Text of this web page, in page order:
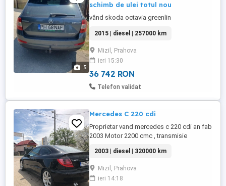
5
schimb de ulei totul nou
vând skoda octavia greenlin
2015 | diesel | 257000 km
Mizil, Prahova
ieri 15:30
36 742 RON
Telefon validat
Mercedes C 220 cdi
Proprietar vand mercedes c 220 cdi an fab
2003 Motor 2200 cmc , transmisie
piele si este in stare f buna . Taxele sunt
expirate dar daca este cineva hotarat sa o
cumpere ma angajez eu sa i fac itp ul pe
cheltuiala mea. Alte detalii la telefon. Rog
2003 | diesel | 320000 km
Mizil, Prahova
ieri 14:18